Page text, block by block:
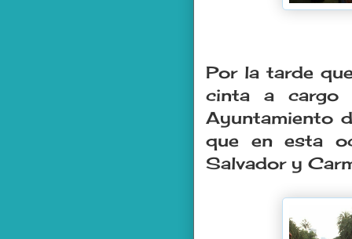
Por la tarde
cinta a cargo
Ayuntamiento
que en esta
Salvador y